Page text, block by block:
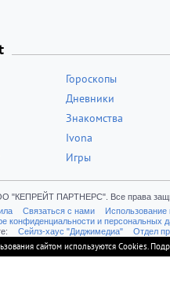
Гороскопы
Дневники
Знакомства
Ivona
Игры
"КЕПРЕЙТ ПАРТНЕРС". Все права
Связаться с нами Использование
конфиденциальности и персональных
Cейлз-хаус "Диджимедиа" Отдел
сайтом используются Cookies.